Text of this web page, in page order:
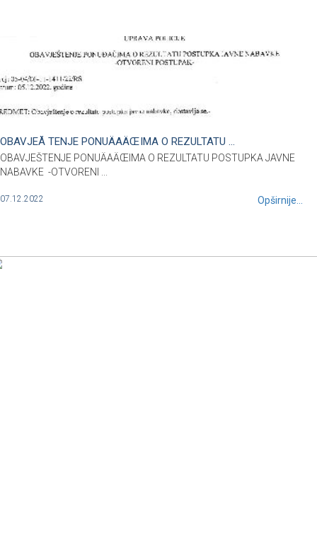
OBAVJEÅ TENJE PONUÄAÄŒIMA O REZULTATU ...
OBAVJEŠTENJE PONUÄAÄŒIMA O REZULTATU POSTUPKA JAVNE
NABAVKE -OTVORENI ...
07.12.2022 Opširnije...